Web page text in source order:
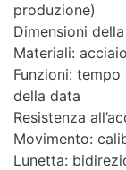
produzione)
Dimensioni
Materiali:
Funzioni:
della data
Resistenza
Movimento:
Lunetta: